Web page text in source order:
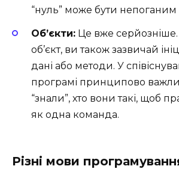
“нуль” може бути непоганим
Об’єкти: Це вже
об’єкт, ви також зазвичай
дані або методи. У
програмі принципово
“знали”, хто вони такі, щоб
як одна команда.
Різні мови